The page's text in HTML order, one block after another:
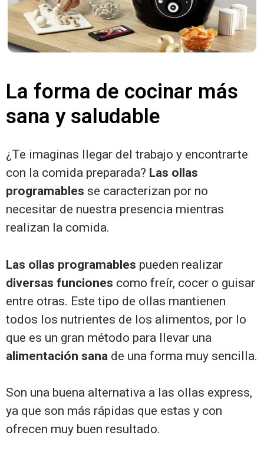
La forma de cocinar más
sana y saludable
¿Te imaginas llegar del trabajo y encontrarte
con la comida preparada? Las ollas
programables se caracterizan por no
necesitar de nuestra presencia mientras
realizan la comida.
Las ollas programables pueden realizar
diversas funciones como freír, cocer o guisar
entre otras. Este tipo de ollas mantienen
todos los nutrientes de los alimentos, por lo
que es un gran método para llevar una
alimentación sana de una forma muy sencilla.
Son una buena alternativa a las ollas express,
ya que son más rápidas que estas y con
ofrecen muy buen resultado.